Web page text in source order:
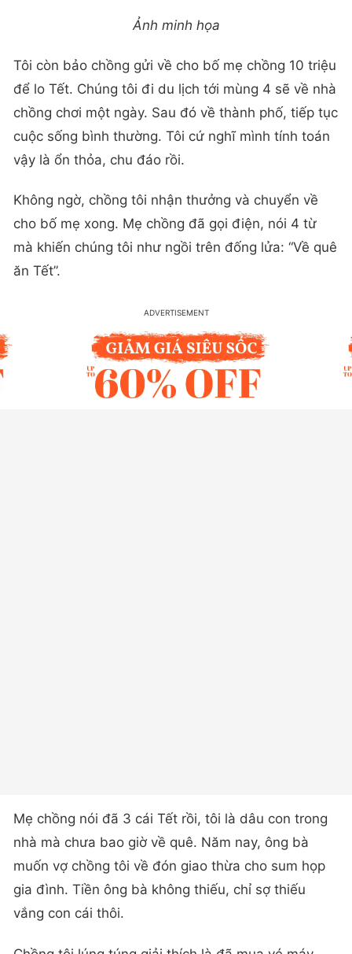
Ảnh minh họa
Tôi còn bảo chồng gửi về cho bố mẹ chồng 10 triệu
để lo Tết. Chúng tôi đi du lịch tới mùng 4 sẽ về nhà
chồng chơi một ngày. Sau đó về thành phố, tiếp tục
cuộc sống bình thường. Tôi cứ nghĩ mình tính toán
vậy là ổn thỏa, chu đáo rồi.
Không ngờ, chồng tôi nhận thưởng và chuyển về
cho bố mẹ xong. Mẹ chồng đã gọi điện, nói 4 từ
mà khiến chúng tôi như ngồi trên đống lửa: “Về quê
ăn Tết”.
Mẹ chồng nói đã 3 cái Tết rồi, tôi là dâu con trong
nhà mà chưa bao giờ về quê. Năm nay, ông bà
muốn vợ chồng tôi về đón giao thừa cho sum họp
gia đình. Tiền ông bà không thiếu, chỉ sợ thiếu
vắng con cái thôi.